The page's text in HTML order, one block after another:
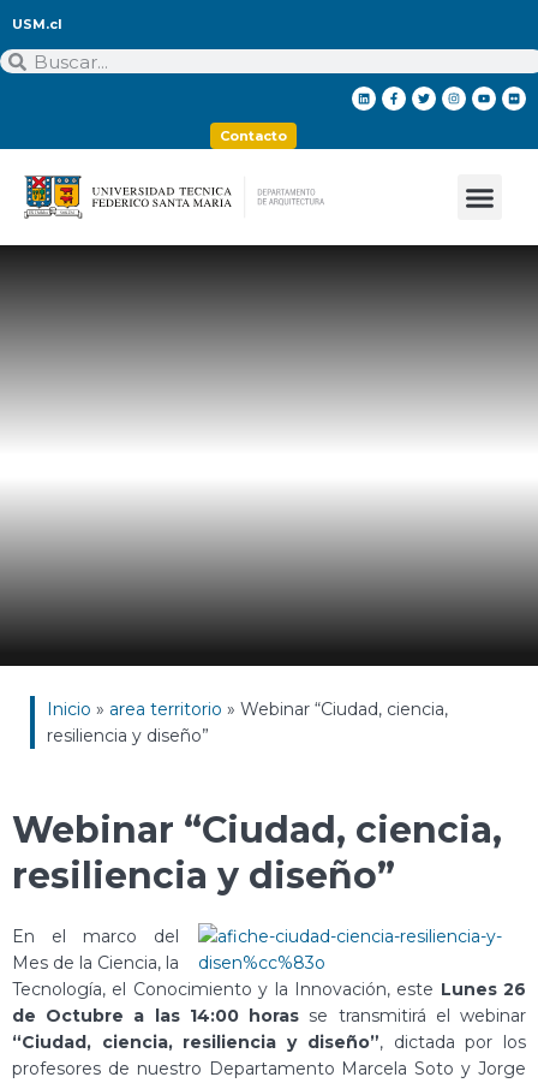
USM.cl
Contacto
Inicio » area territorio » Webinar “Ciudad, ciencia,
resiliencia y diseño”
Webinar “Ciudad, ciencia,
resiliencia y diseño”
En el marco del
Mes de la Ciencia, la
Tecnología, el Conocimiento y la Innovación, este Lunes 26
de Octubre a las 14:00 horas se transmitirá el webinar
“Ciudad, ciencia, resiliencia y diseño”, dictada por los
profesores de nuestro Departamento Marcela Soto y Jorge